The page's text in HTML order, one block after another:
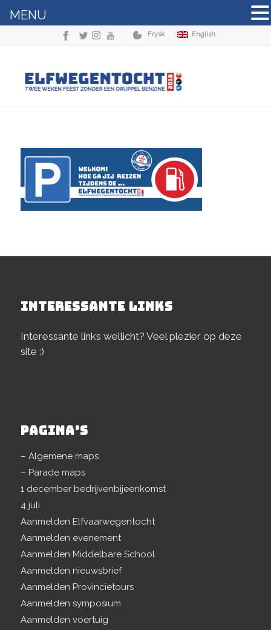
Frysk English
INTERESSANTE LINKS
Interessante links wellicht? Veel plezier op deze
site :)
PAGINA’S
– Algemene maps
– Parade maps
1 december bedrijvenbijeenkomst
4 juli
Aanmelden Elfvaarwegentocht
Aanmelden evenement
Aanmelden Middelbare School
Aanmelden nieuwsbrief
Aanmelden Provincietours
Aanmelden symposium
Aanmelden voertuig
MENU